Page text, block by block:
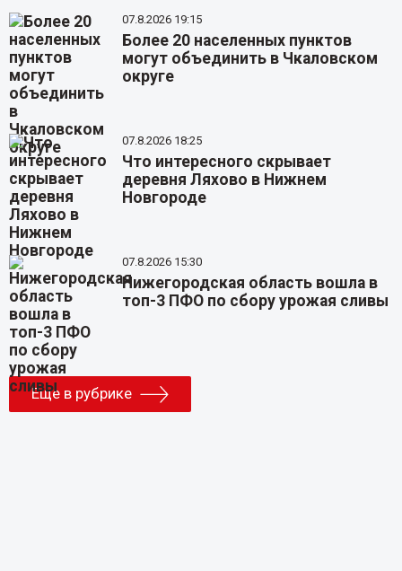
07.8.2026 19:15
Более 20 населенных пунктов
могут объединить в Чкаловском
округе
07.8.2026 18:25
Что интересного скрывает
деревня Ляхово в Нижнем
Новгороде
07.8.2026 15:30
Нижегородская область вошла в
топ-3 ПФО по сбору урожая сливы
Еще в рубрике